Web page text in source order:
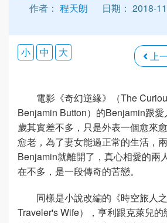
作者： 程天朗 日期： 2018-
上
小 中 大
電影《奇幻逆緣》（The
Benjamin Button）的Benjamin跟
歲其實差不多，只是外表一個愈來
愈老，為了妻女能過正常的生活，
Benjamin就離開了，真心相愛的兩
在不多，是一段傳奇的苦戀。
同樣是小說改編的《時空旅人
Traveler's Wife），亨利跟克萊兒